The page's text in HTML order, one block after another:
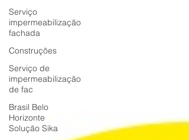
Serviço
impermeabilização
fachada
Construções
Serviço de
impermeabilização
de fac
Brasil Belo
Horizonte
Solução Sika